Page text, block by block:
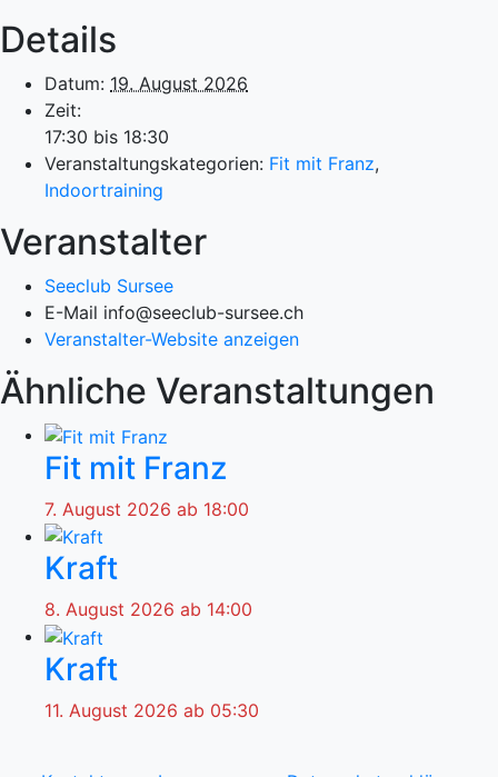
Details
Datum: 19. August 2026
Zeit:
17:30 bis 18:30
Veranstaltungskategorien: Fit mit Franz,
Indoortraining
Veranstalter
Seeclub Sursee
E-Mail info@seeclub-sursee.ch
Veranstalter-Website anzeigen
Ähnliche Veranstaltungen
Fit mit Franz
7. August 2026 ab 18:00
Kraft
8. August 2026 ab 14:00
Kraft
11. August 2026 ab 05:30